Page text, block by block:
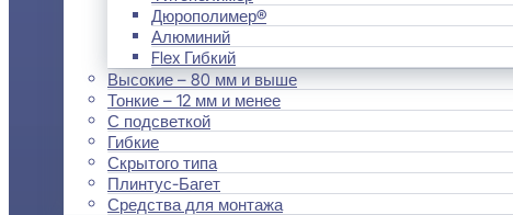
Дюрополимер®
Алюминий
Flex Гибкий
Высокие – 80 мм и выше
Тонкие – 12 мм и менее
С подсветкой
Гибкие
Скрытого типа
Плинтус-Багет
Средства для монтажа